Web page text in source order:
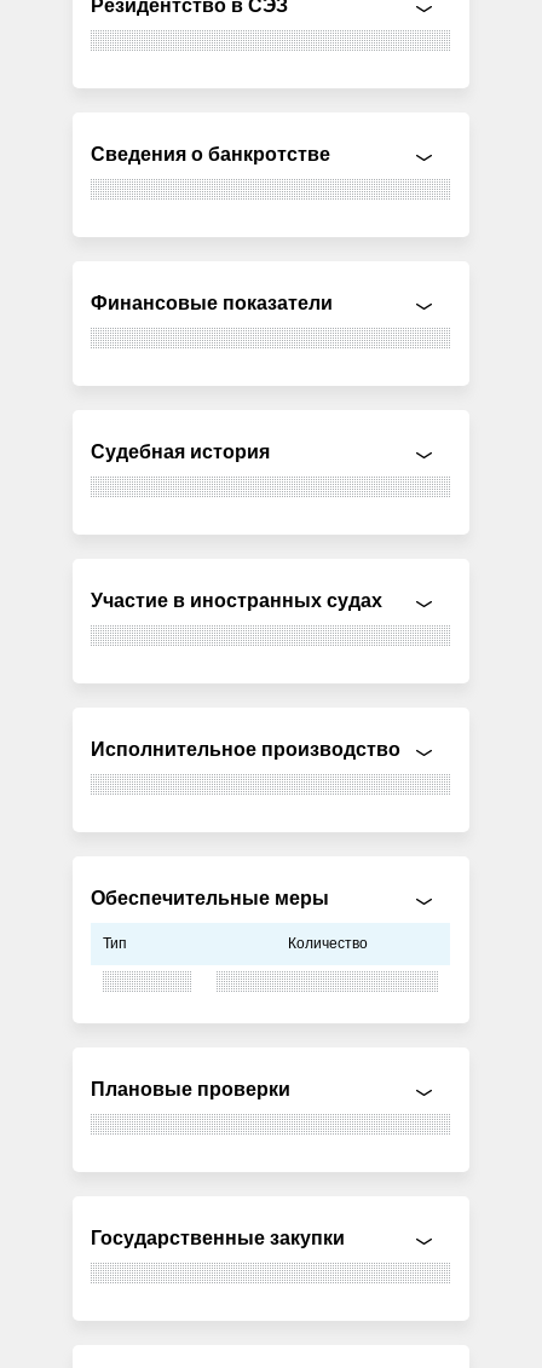
Резидентство в СЭЗ
Сведения о банкротстве
Финансовые показатели
Судебная история
Участие в иностранных судах
Исполнительное производство
Обеспечительные меры
Тип Количество
Плановые проверки
Государственные закупки